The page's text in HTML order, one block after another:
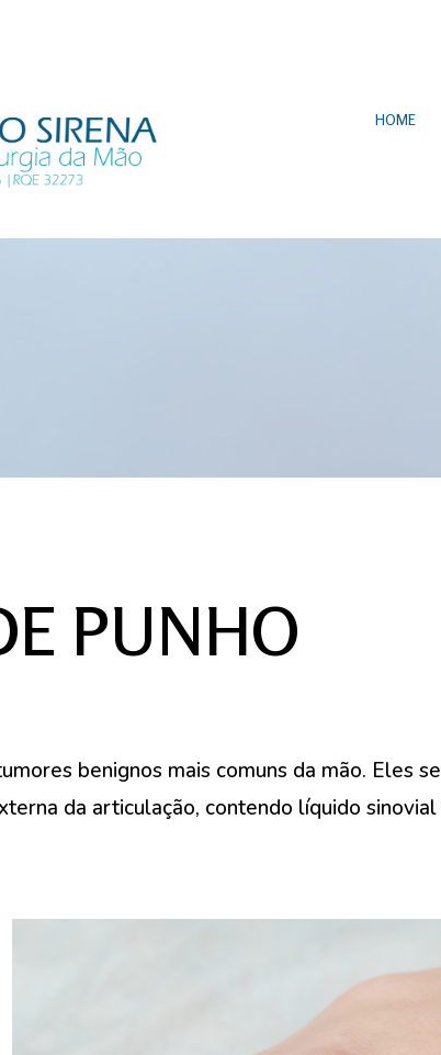
HOME
PUNHO
benignos mais comuns da mão. Eles
da articulação, contendo líquido